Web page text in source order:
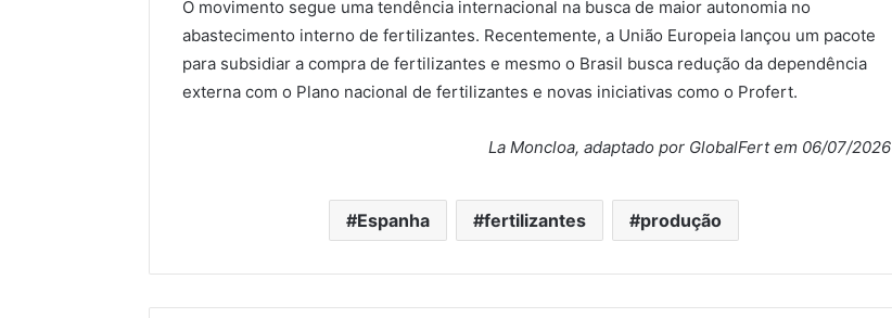
O movimento segue uma tendência internacional na busca de maior autonomia no
abastecimento interno de fertilizantes. Recentemente, a União Europeia lançou um pacote
para subsidiar a compra de fertilizantes e mesmo o Brasil busca redução da dependência
externa com o Plano nacional de fertilizantes e novas iniciativas como o Profert.
La Moncloa, adaptado por GlobalFert em 06/07/2026
Espanha fertilizantes produção